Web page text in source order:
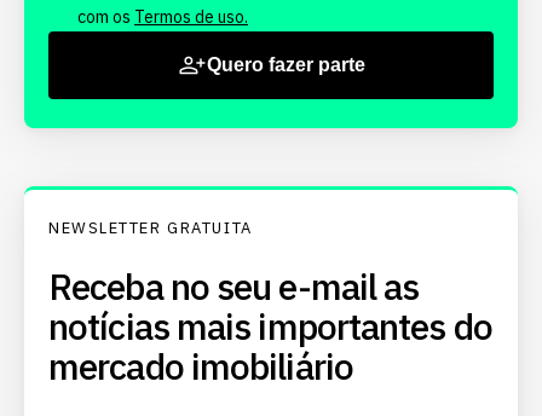
com os Termos de uso.
Quero fazer parte
NEWSLETTER GRATUITA
Receba no seu e-mail as
notícias mais importantes do
mercado imobiliário